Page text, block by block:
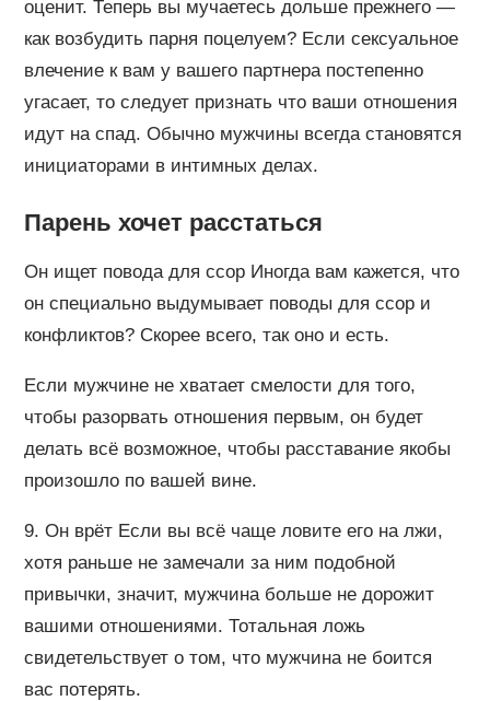
оценит. Теперь вы мучаетесь дольше прежнего —
как возбудить парня поцелуем? Если сексуальное
влечение к вам у вашего партнера постепенно
угасает, то следует признать что ваши отношения
идут на спад. Обычно мужчины всегда становятся
инициаторами в интимных делах.
Парень хочет расстаться
Он ищет повода для ссор Иногда вам кажется, что
он специально выдумывает поводы для ссор и
конфликтов? Скорее всего, так оно и есть.
Если мужчине не хватает смелости для того,
чтобы разорвать отношения первым, он будет
делать всё возможное, чтобы расставание якобы
произошло по вашей вине.
9. Он врёт Если вы всё чаще ловите его на лжи,
хотя раньше не замечали за ним подобной
привычки, значит, мужчина больше не дорожит
вашими отношениями. Тотальная ложь
свидетельствует о том, что мужчина не боится
вас потерять.